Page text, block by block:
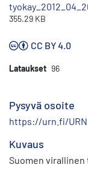
355.29 KB
CC BY 4.0
Lataukset 96
Pysyvä osoite
https://urn.fi/
Kuvaus
Suomen virallinen